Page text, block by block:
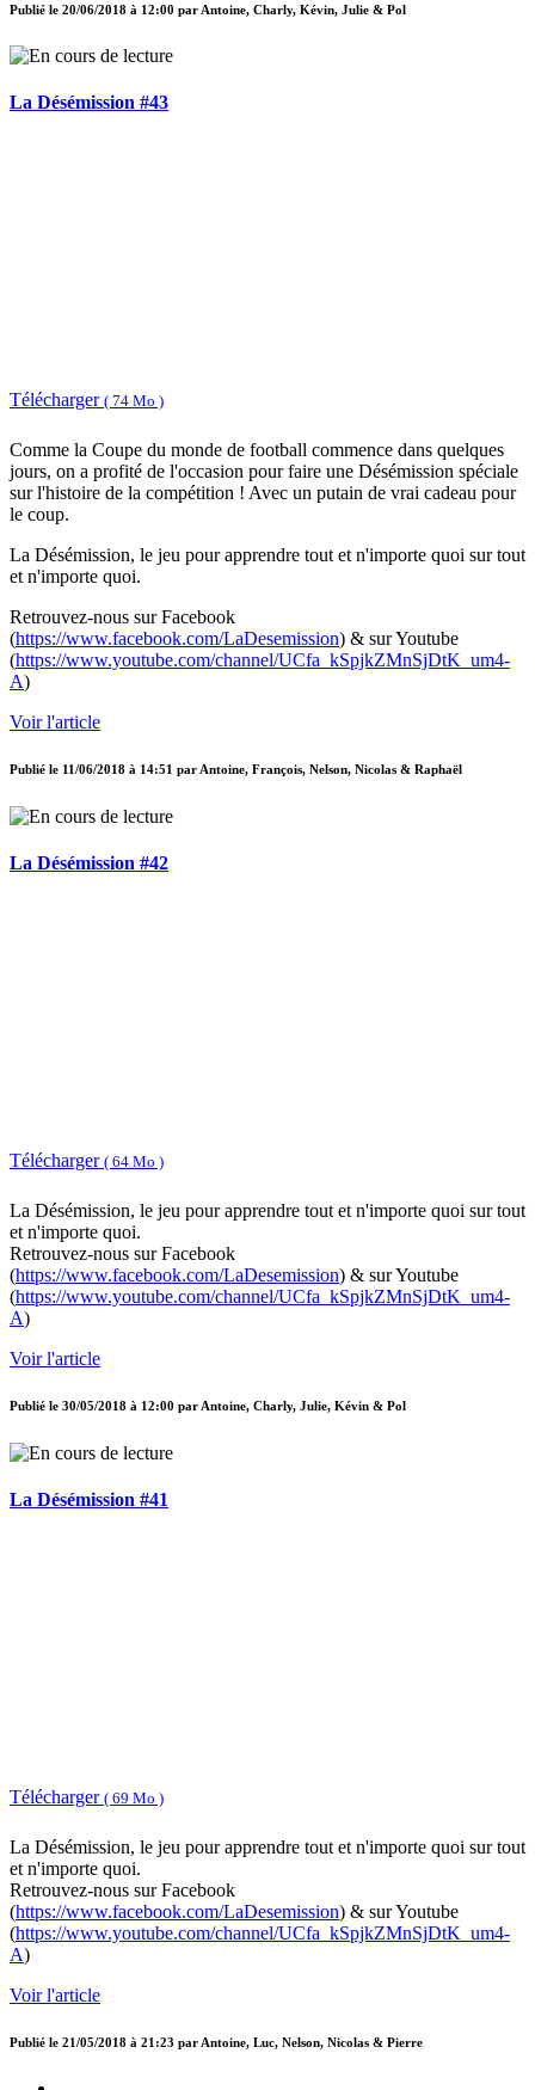
Publié le 20/06/2018 à 12:00 par Antoine, Charly, Kévin, Julie & Pol
La Désémission #43
Télécharger ( 74 Mo )
Comme la Coupe du monde de football commence dans quelques
jours, on a profité de l'occasion pour faire une Désémission spéciale
sur l'histoire de la compétition ! Avec un putain de vrai cadeau pour
le coup.
La Désémission, le jeu pour apprendre tout et n'importe quoi sur tout
et n'importe quoi.
Retrouvez-nous sur Facebook
(https://www.facebook.com/LaDesemission) & sur Youtube
(https://www.youtube.com/channel/UCfa_kSpjkZMnSjDtK_um4-
A)
Voir l'article
Publié le 11/06/2018 à 14:51 parAntoine, François, Nelson, Nicolas & Raphaël
La Désémission #42
Télécharger ( 64 Mo )
La Désémission, le jeu pour apprendre tout et n'importe quoi sur tout
et n'importe quoi.
Retrouvez-nous sur Facebook
(https://www.facebook.com/LaDesemission) & sur Youtube
(https://www.youtube.com/channel/UCfa_kSpjkZMnSjDtK_um4-
A)
Voir l'article
Publié le 30/05/2018 à 12:00 par Antoine, Charly, Julie, Kévin & Pol
La Désémission #41
Télécharger ( 69 Mo )
La Désémission, le jeu pour apprendre tout et n'importe quoi sur tout
et n'importe quoi.
Retrouvez-nous sur Facebook
(https://www.facebook.com/LaDesemission) & sur Youtube
(https://www.youtube.com/channel/UCfa_kSpjkZMnSjDtK_um4-
A)
Voir l'article
Publié le 21/05/2018 à 21:23 par Antoine, Luc, Nelson, Nicolas & Pierre